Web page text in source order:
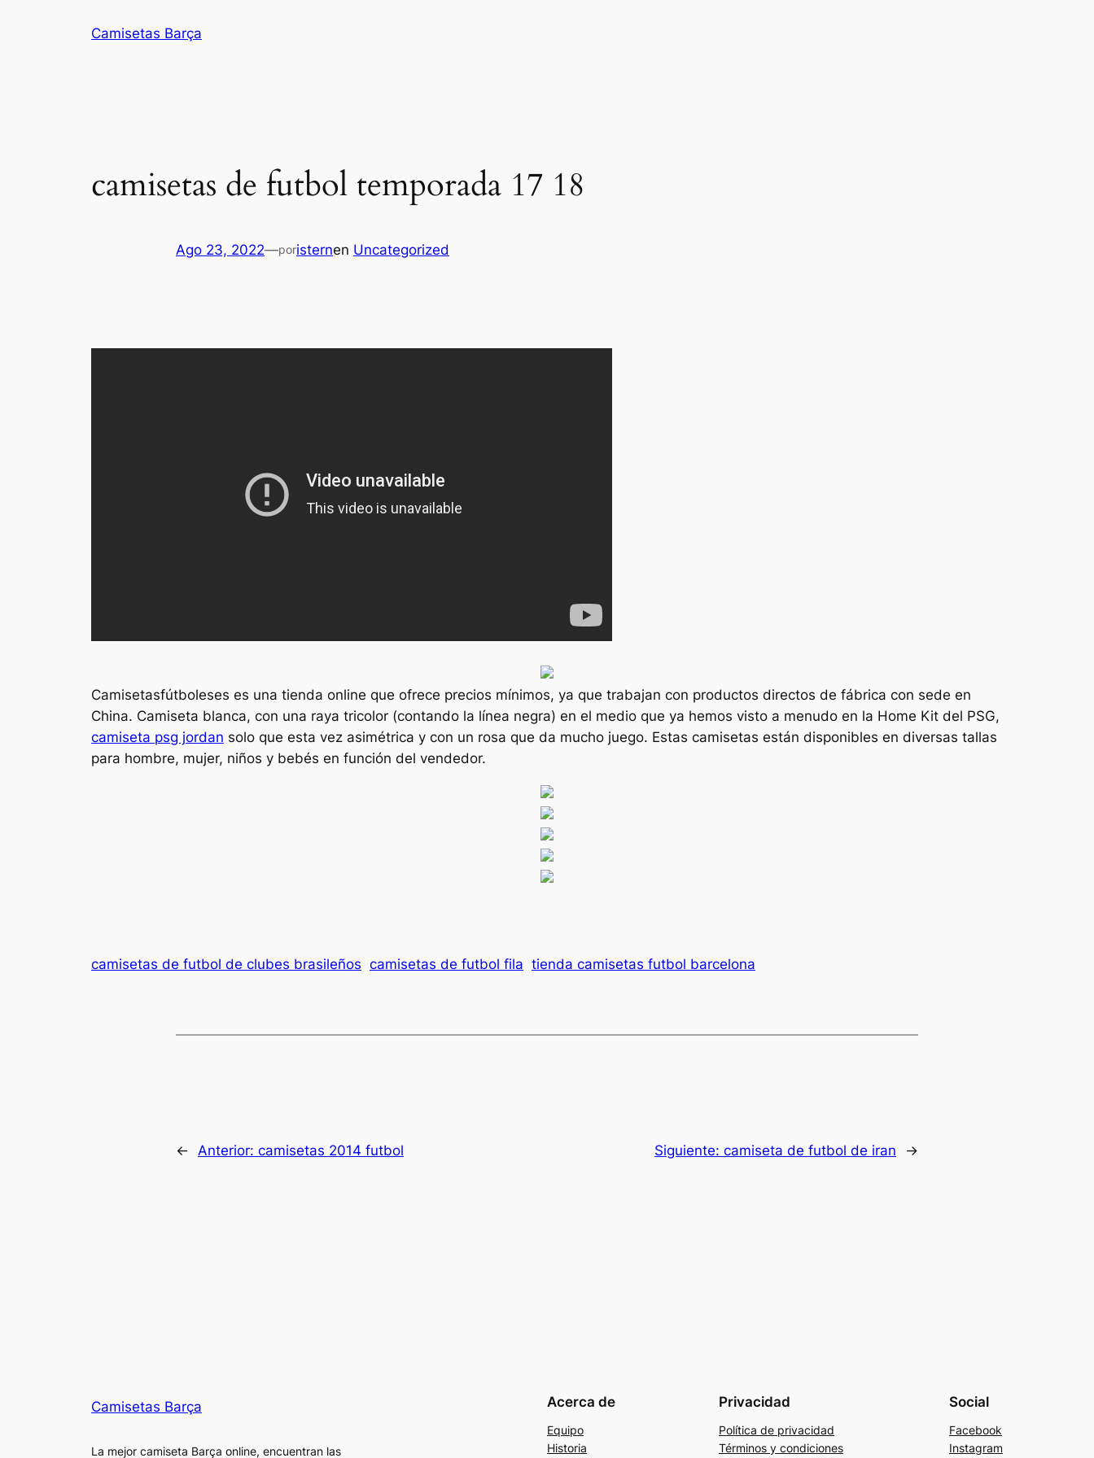
Camisetas Barça
camisetas de futbol temporada 17 18
Ago 23, 2022—poristernen Uncategorized
Camisetasfútboleses es una tienda online que ofrece precios mínimos, ya que trabajan con productos directos de fábrica con sede en
China. Camiseta blanca, con una raya tricolor (contando la línea negra) en el medio que ya hemos visto a menudo en la Home Kit del PSG,
camiseta psg jordan solo que esta vez asimétrica y con un rosa que da mucho juego. Estas camisetas están disponibles en diversas tallas
para hombre, mujer, niños y bebés en función del vendedor.
camisetas de futbol de clubes brasileños camisetas de futbol fila tienda camisetas futbol barcelona
← Anterior: camisetas 2014 futbol Siguiente: camiseta de futbol de iran →
Camisetas Barça
La mejor camiseta Barça online, encuentran las
Acerca de
Equipo
Historia
Privacidad
Política de privacidad
Términos y condiciones
Social
Facebook
Instagram